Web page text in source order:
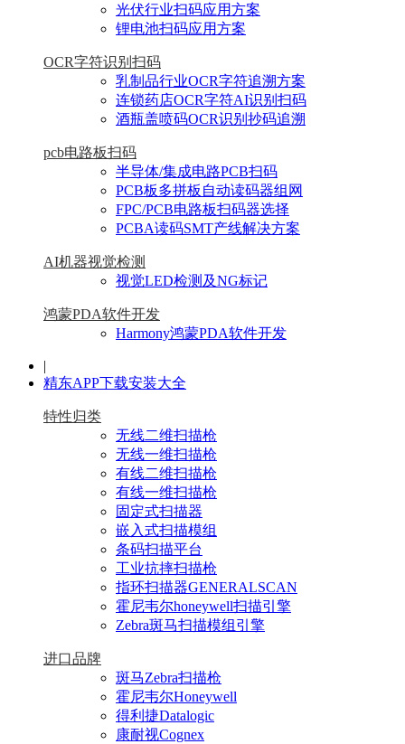
光伏行业扫码应用方案
锂电池扫码应用方案
OCR字符识别扫码
乳制品行业OCR字符追溯方案
连锁药店OCR字符AI识别扫码
酒瓶盖喷码OCR识别抄码追溯
pcb电路板扫码
半导体/集成电路PCB扫码
PCB板多拼板自动读码器组网
FPC/PCB电路板扫码器选择
PCBA读码SMT产线解决方案
AI机器视觉检测
视觉LED检测及NG标记
鸿蒙PDA软件开发
Harmony鸿蒙PDA软件开发
|
精东APP下载安装大全
特性归类
无线二维扫描枪
无线一维扫描枪
有线二维扫描枪
有线一维扫描枪
固定式扫描器
嵌入式扫描模组
条码扫描平台
工业抗摔扫描枪
指环扫描器GENERALSCAN
霍尼韦尔honeywell扫描引擎
Zebra斑马扫描模组引擎
进口品牌
斑马Zebra扫描枪
霍尼韦尔Honeywell
得利捷Datalogic
康耐视Cognex